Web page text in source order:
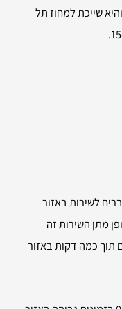
הרצליה הוכרזה כעיר בשנת 1960, והיא שייכת למחוז תל
לשירות באזור
מתן השירות זה
תוך כמה דקות באזור